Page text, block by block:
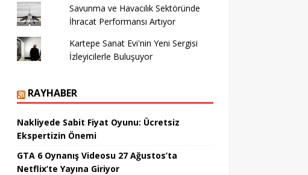
Savunma ve Havacılık Sektöründe
İhracat Performansı Artıyor
Kartepe Sanat Evi'nin Yeni Sergisi
İzleyicilerle Buluşuyor
RAYHABER
Nakliyede Sabit Fiyat Oyunu: Ücretsiz
Ekspertizin Önemi
GTA 6 Oynanış Videosu 27 Ağustos’ta
Netflix’te Yayına Giriyor